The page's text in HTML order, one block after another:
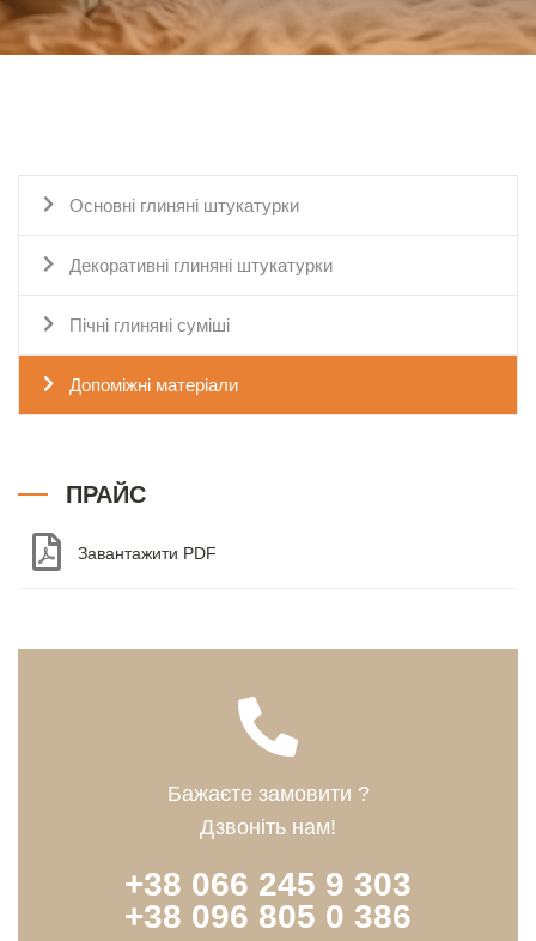
Основні глиняні штукатурки
Декоративні глиняні штукатурки
Пічні глиняні суміші
Допоміжні матеріали
ПРАЙС
Завантажити PDF
Бажаєте замовити ?
Дзвоніть нам!
+38 066 245 9 303
+38 096 805 0 386